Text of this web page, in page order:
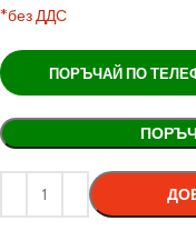
*без ДДС
ПОРЪЧАЙ ПО
Alternative: